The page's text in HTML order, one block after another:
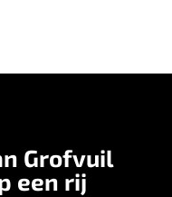
Grofvuil
een rij